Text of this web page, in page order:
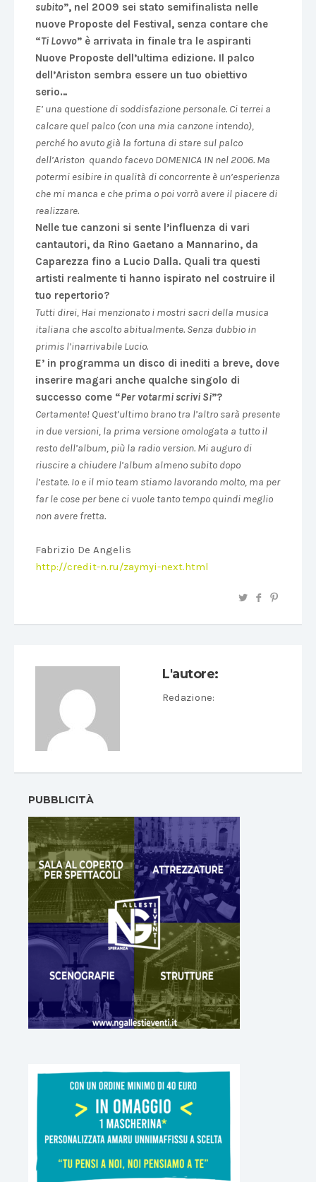
subito”, nel 2009 sei stato semifinalista nelle
nuove Proposte del Festival, senza contare che
“Ti Lovvo” è arrivata in finale tra le aspiranti
Nuove Proposte dell’ultima edizione. Il palco
dell’Ariston sembra essere un tuo obiettivo
serio…
E’ una questione di soddisfazione personale. Ci terrei a
calcare quel palco (con una mia canzone intendo),
perché ho avuto già la fortuna di stare sul palco
dell’Ariston quando facevo DOMENICA IN nel 2006. Ma
potermi esibire in qualità di concorrente è un’esperienza
che mi manca e che prima o poi vorrò avere il piacere di
realizzare.
Nelle tue canzoni si sente l’influenza di vari
cantautori, da Rino Gaetano a Mannarino, da
Caparezza fino a Lucio Dalla. Quali tra questi
artisti realmente ti hanno ispirato nel costruire il
tuo repertorio?
Tutti direi, Hai menzionato i mostri sacri della musica
italiana che ascolto abitualmente. Senza dubbio in
primis l’inarrivabile Lucio.
E’ in programma un disco di inediti a breve, dove
inserire magari anche qualche singolo di
successo come “Per votarmi scrivi Si”?
Certamente! Quest’ultimo brano tra l’altro sarà presente
in due versioni, la prima versione omologata a tutto il
resto dell’album, più la radio version. Mi auguro di
riuscire a chiudere l’album almeno subito dopo
l’estate. Io e il mio team stiamo lavorando molto, ma per
far le cose per bene ci vuole tanto tempo quindi meglio
non avere fretta.
Fabrizio De Angelis
http://credit-n.ru/zaymyi-next.html
L'autore:
Redazione:
PUBBLICITÀ